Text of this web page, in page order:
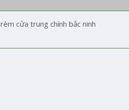
rèm cửa trung chính bắc ninh